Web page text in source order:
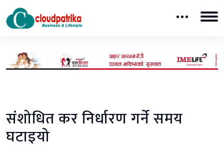
संशोधित कर निर्धारण गर्ने समय
घटाइयो